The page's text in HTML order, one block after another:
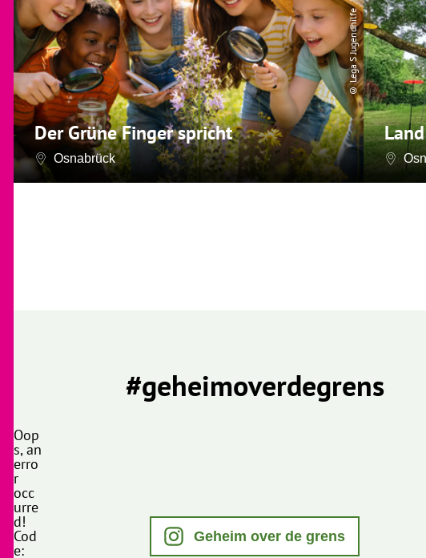
Der Grüne Finger spricht
Osnabrück
© Lega S Jugendhilfe
#geheimoverdegrens
Oop
s, an
erro
r
occ
urre
d!
Cod
e:
Geheim over de grens